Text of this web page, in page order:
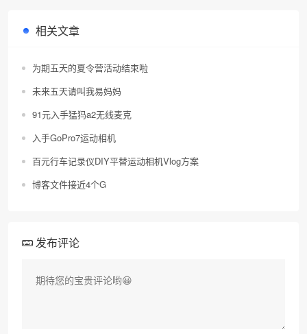
相关文章
为期五天的夏令营活动结束啦
未来五天请叫我易妈妈
91元入手猛犸a2无线麦克
入手GoPro7运动相机
百元行车记录仪DIY平替运动相机Vlog方案
博客文件接近4个G
发布评论